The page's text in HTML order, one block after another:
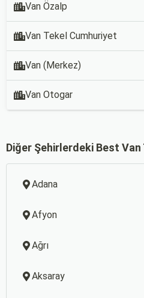
Van Özalp
Van Tekel Cumhuriyet
Van (Merkez)
Van Otogar
Diğer Şehirlerdeki Best
Adana
Afyon
Ağrı
Aksaray